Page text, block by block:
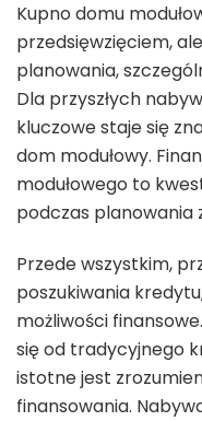
Kupno domu
przedsięwzięciem,
planowania,
Dla przyszłych
kluczowe staje się
dom modułowy.
modułowego to
podczas planowania
Przede wszystkim,
poszukiwania
możliwości
się od tradycyjnego
istotne jest
finansowania.